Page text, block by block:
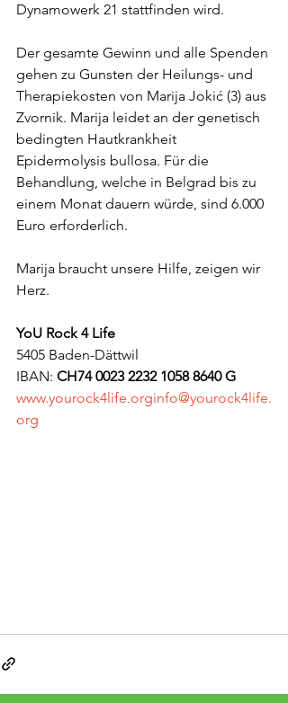
Dynamowerk 21 stattfinden wird.
Der gesamte Gewinn und alle Spenden
gehen zu Gunsten der Heilungs- und
Therapiekosten von Marija Jokić (3) aus
Zvornik. Marija leidet an der genetisch
bedingten Hautkrankheit
Epidermolysis bullosa. Für die
Behandlung, welche in Belgrad bis zu
einem Monat dauern würde, sind 6.000
Euro erforderlich.
Marija braucht unsere Hilfe, zeigen wir
Herz.
YoU Rock 4 Life
5405 Baden-Dättwil
IBAN: CH74 0023 2232 1058 8640 G
www.yourock4life.orginfo@yourock4life.
org